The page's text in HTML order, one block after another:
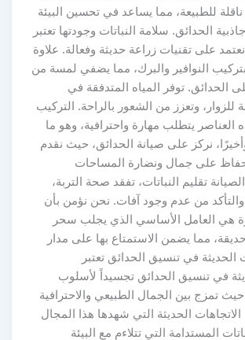
للطبيعة، مما يساعد في تحسين البيئة
الحدائق. سلامة النباتات وجودتها تعتبر
نعتمد على تقنيات زراعة حديثة وفعالة. علاوة
النوافير والبرك، مما يضفي لمسة من
الحدائق. توفر المياه المتدفقة في
للزوار، وتعزز من الشعور بالراحة. التركيب
العناصر يتطلب مهارة واحترافية، وهو ما
نركز على صيانة الحدائق، حيث نقدم
على جمال ونضارة المساحات
تقليم النباتات، تفقد صحة التربة،
من عدم وجود آفات. نحن نؤمن بأن
هي العامل الأساسي الذي يجلب سحر
مما يضمن الاستمتاع بها على مدار
الحديثة في تنسيق الحدائق تعتبر
في تنسيق الحدائق تجسيداً لأسلوب
حيث تمزج بين الجمال الطبيعي والاحترافية
الحديثة التي شهدها هذا المجال
المستدامة التي تتلاءم مع البيئة